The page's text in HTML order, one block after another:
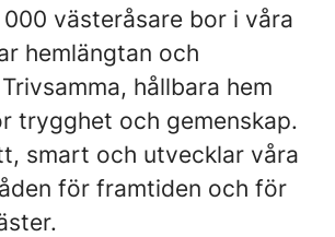
västeråsare bor i våra
hemlängtan och
hållbara hem
trygghet och gemenskap.
smart och utvecklar våra
för framtiden och för